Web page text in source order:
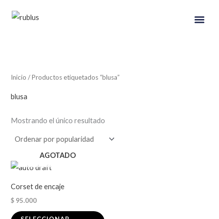
Inicio / Productos etiquetados “blusa”
blusa
Mostrando el único resultado
AGOTADO
Corset de encaje
$ 95.000